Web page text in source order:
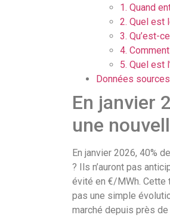
1. Quand
2. Quel est
3. Qu’est-
4.
5. Quel est
Données
En janvier
une
En janvier 2026, 40%
? Ils n’auront pas
évité en €/MWh. Cette
pas une simple
marché depuis près de